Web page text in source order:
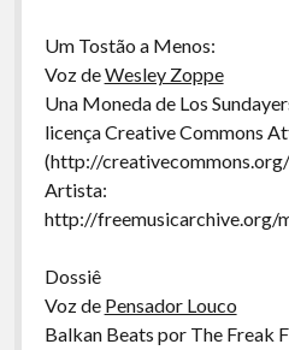
Um Tostão a Menos:
Voz deWesley Zoppe
Una Moneda de Los
licença Creative Commons
(http://
Artista:
http://freemusicarchive.org/
Dossiê
Voz de Pensador Louco
Balkan Beats por The Freak